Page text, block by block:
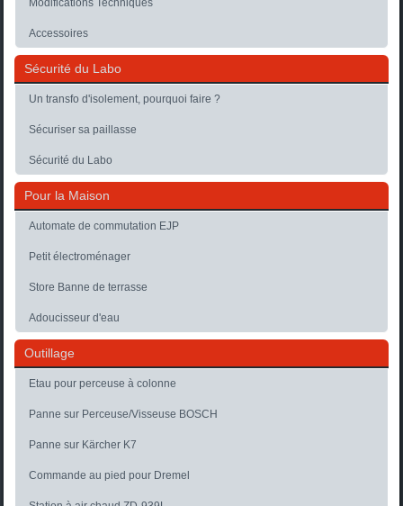
Modifications Techniques
Accessoires
Sécurité du Labo
Un transfo d'isolement, pourquoi faire ?
Sécuriser sa paillasse
Sécurité du Labo
Pour la Maison
Automate de commutation EJP
Petit électroménager
Store Banne de terrasse
Adoucisseur d'eau
Outillage
Etau pour perceuse à colonne
Panne sur Perceuse/Visseuse BOSCH
Panne sur Kärcher K7
Commande au pied pour Dremel